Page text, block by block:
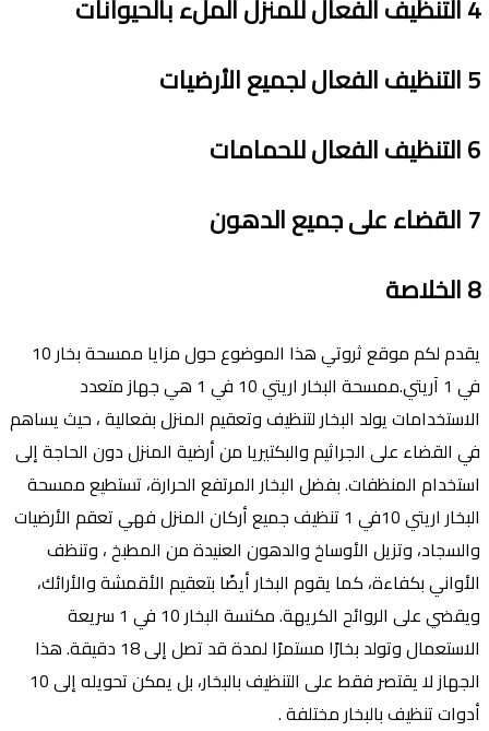
4التنظيف الفعال للمنزل الملء بالحيوانات
5التنظيف الفعال لجميع اﻷرضيات
6التنظيف الفعال للحمامات
7القضاء على جميع الدهون
8الخلاصة
يقدم لكم موقع ثروتي هذا الموضوع حول مزايا ممسحة بخار 10
في 1 آريتي.ممسحة البخار اريتي 10 في 1 هي جهاز متعدد
الاستخدامات يولد البخار لتنظيف وتعقيم المنزل بفعالية ، حيث يساهم
في القضاء على الجراثيم والبكتيريا من أرضية المنزل دون الحاجة إلى
استخدام المنظفات. بفضل البخار المرتفع الحرارة، تستطيع ممسحة
البخار اريتي 10في 1 تنظيف جميع أركان المنزل فهي تعقم الأرضيات
والسجاد، وتزيل الأوساخ والدهون العنيدة من المطبخ ، وتنظف
الأواني بكفاءة، كما يقوم البخار أيضًا بتعقيم الأقمشة والأرائك،
ويقضي على الروائح الكريهة. مكنسة البخار 10 في 1 سريعة
الاستعمال وتولد بخارًا مستمرًا لمدة قد تصل إلى 18 دقيقة. هذا
الجهاز لا يقتصر فقط على التنظيف بالبخار، بل يمكن تحويله إلى 10
أدوات تنظيف بالبخار مختلفة .